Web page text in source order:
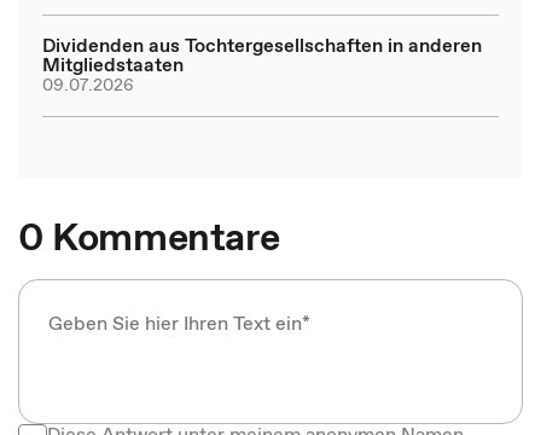
Dividenden aus Tochtergesellschaften in anderen
Mitgliedstaaten
09.07.2026
0 Kommentare